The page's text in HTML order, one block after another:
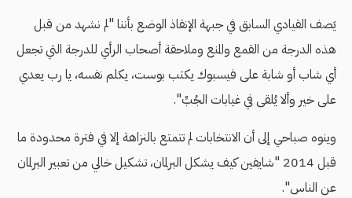
يَصف القيادي السابق في جبهة الإنقاذ الوضع بأننا "لم نشهد من قبل
هذه الدرجة من القمع والمنع وملاحقة أصحاب الرأي للدرجة التي تجعل
أي شاب أو شابة على فيسبوك يكتب بوست، يكلم نفسه، يا رب يعدي
على خير وألا يُلقى في غيابات الجُبِّ".
وينوه صباحي إلى أن الانتخابات لم تتمتع بالنزاهة إلا في فترة محدودة ما
قبل 2014 "شايفين كيف يشكل البرلمان، تشكيل خالي من تعبير البرلمان
عن الناس".